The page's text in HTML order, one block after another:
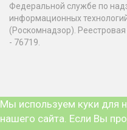
Федеральной службе по
информационных
(Роскомнадзор).
- 76719.
Мы используем куки для
нашего сайта. Если Вы